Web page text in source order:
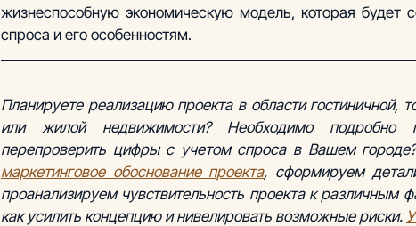
жизнеспособную экономическую модель, которая будет
спроса и его особенностям.
Планируете реализацию проекта в области гостиничной,
или жилой недвижимости? Необходимо подробно
маркетинговое обоснование проекта, сформируем
проанализируем чувствительность проекта к
как усилить концепцию и нивелировать возможные риски.